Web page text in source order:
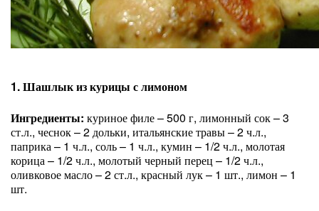
1. Шашлык из курицы с лимоном
Ингредиенты: куриное филе – 500 г, лимонный сок – 3
ст.л., чеснок – 2 дольки, итальянские травы – 2 ч.л.,
паприка – 1 ч.л., соль – 1 ч.л., кумин – 1/2 ч.л., молотая
корица – 1/2 ч.л., молотый черный перец – 1/2 ч.л.,
оливковое масло – 2 ст.л., красный лук – 1 шт., лимон – 1
шт.